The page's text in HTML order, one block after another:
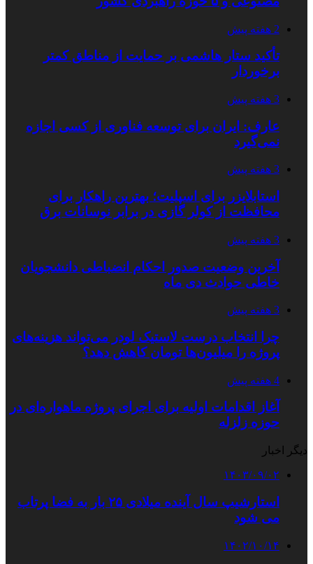
2 هفته پیش
تأکید ستار هاشمی بر حمایت از مناطق کمتر
برخوردار
3 هفته پیش
عارف: ایران برای توسعه فناوری از کسی اجازه
نمی‌گیرد
3 هفته پیش
استابلایزر برای اسپلیت؛ بهترین راهکار برای
محافظت از کولر گازی در برابر نوسانات برق
3 هفته پیش
آخرین وضعیت صدور احکام انضباطی دانشجویان
خاطی حوادث دی ماه
3 هفته پیش
چرا انتخاب درست لاستیک لودر می‌تواند هزینه‌های
پروژه را میلیون‌ها تومان کاهش دهد؟
4 هفته پیش
آغاز اقدامات اولیه برای اجرای پروژه ماهواره‌ای در
حوزه زلزله
دیگر اخبار
۱۴۰۳/۰۹/۰۲
استارشیپ سال آینده میلادی ۲۵ بار به فضا پرتاب
می شود
۱۴۰۲/۱۰/۱۴